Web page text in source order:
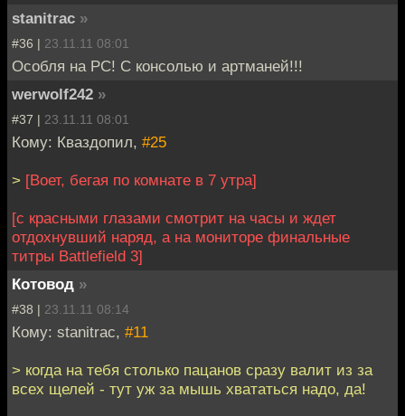
stanitrac »
#36 | 23.11.11 08:01
Особля на PC! С консолью и артманей!!!
werwolf242 »
#37 | 23.11.11 08:01
Кому: Кваздопил, #25
> [Воет, бегая по комнате в 7 утра]
[с красными глазами смотрит на часы и ждет
отдохнувший наряд, а на мониторе финальные
титры Battlefield 3]
Котовод »
#38 | 23.11.11 08:14
Кому: stanitrac, #11
> когда на тебя столько пацанов сразу валит из за
всех щелей - тут уж за мышь хвататься надо, да!